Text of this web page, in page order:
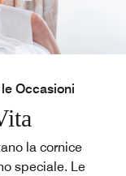
Occasioni
la cornice
speciale. Le